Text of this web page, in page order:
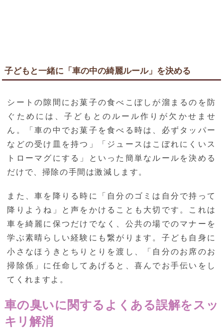
子どもと一緒に「車の中の綺麗ルール」を決める
シートの隙間にお菓子の食べこぼしが溜まるのを防
ぐためには、子どもとのルール作りが欠かせませ
ん。「車の中でお菓子を食べる時は、必ずタッパー
などの受け皿を持つ」「ジュースはこぼれにくいス
トローマグにする」といった簡単なルールを決める
だけで、掃除の手間は激減します。
また、車を降りる時に「自分のゴミは自分で持って
降りようね」と声をかけることも大切です。これは
車を綺麗に保つだけでなく、公共の場でのマナーを
学ぶ素晴らしい経験にも繋がります。子ども自身に
小さなほうきとちりとりを渡し、「自分のお席のお
掃除係」に任命してあげると、喜んでお手伝いをし
てくれますよ。
車の臭いに関するよくある誤解をスッ
キリ解消